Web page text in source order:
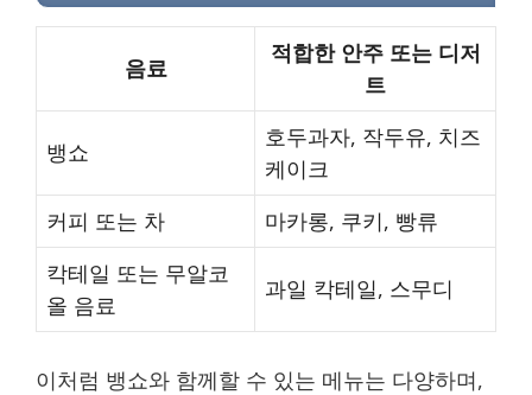
음료
적합한 안주 또는 디저
트
뱅쇼
호두과자, 작두유, 치즈
케이크
커피 또는 차
마카롱, 쿠키, 빵류
칵테일 또는 무알코
올 음료
과일 칵테일, 스무디
이처럼 뱅쇼와 함께할 수 있는 메뉴는 다양하며,